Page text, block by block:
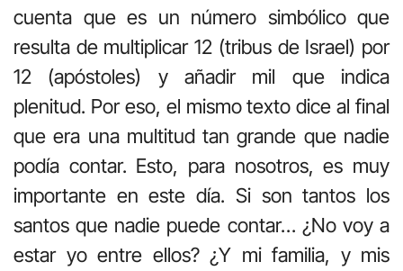
cuenta que es un número simbólico que
resulta de multiplicar 12 (tribus de Israel) por
12 (apóstoles) y añadir mil que indica
plenitud. Por eso, el mismo texto dice al final
que era una multitud tan grande que nadie
podía contar. Esto, para nosotros, es muy
importante en este día. Si son tantos los
santos que nadie puede contar… ¿No voy a
estar yo entre ellos? ¿Y mi familia, y mis